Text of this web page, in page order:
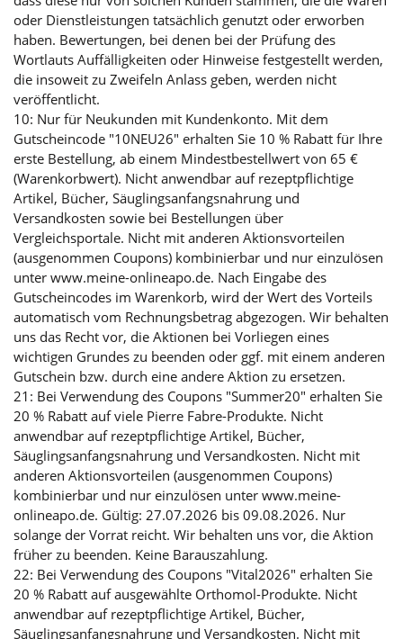
oder Dienstleistungen tatsächlich genutzt oder erworben
haben. Bewertungen, bei denen bei der Prüfung des
Wortlauts Auffälligkeiten oder Hinweise festgestellt werden,
die insoweit zu Zweifeln Anlass geben, werden nicht
veröffentlicht.
10: Nur für Neukunden mit Kundenkonto. Mit dem
Gutscheincode "10NEU26" erhalten Sie 10 % Rabatt für Ihre
erste Bestellung, ab einem Mindestbestellwert von 65 €
(Warenkorbwert). Nicht anwendbar auf rezeptpflichtige
Artikel, Bücher, Säuglingsanfangsnahrung und
Versandkosten sowie bei Bestellungen über
Vergleichsportale. Nicht mit anderen Aktionsvorteilen
(ausgenommen Coupons) kombinierbar und nur einzulösen
unter www.meine-onlineapo.de. Nach Eingabe des
Gutscheincodes im Warenkorb, wird der Wert des Vorteils
automatisch vom Rechnungsbetrag abgezogen. Wir behalten
uns das Recht vor, die Aktionen bei Vorliegen eines
wichtigen Grundes zu beenden oder ggf. mit einem anderen
Gutschein bzw. durch eine andere Aktion zu ersetzen.
21: Bei Verwendung des Coupons "Summer20" erhalten Sie
20 % Rabatt auf viele Pierre Fabre-Produkte. Nicht
anwendbar auf rezeptpflichtige Artikel, Bücher,
Säuglingsanfangsnahrung und Versandkosten. Nicht mit
anderen Aktionsvorteilen (ausgenommen Coupons)
kombinierbar und nur einzulösen unter www.meine-
onlineapo.de. Gültig: 27.07.2026 bis 09.08.2026. Nur
solange der Vorrat reicht. Wir behalten uns vor, die Aktion
früher zu beenden. Keine Barauszahlung.
22: Bei Verwendung des Coupons "Vital2026" erhalten Sie
20 % Rabatt auf ausgewählte Orthomol-Produkte. Nicht
anwendbar auf rezeptpflichtige Artikel, Bücher,
Säuglingsanfangsnahrung und Versandkosten. Nicht mit